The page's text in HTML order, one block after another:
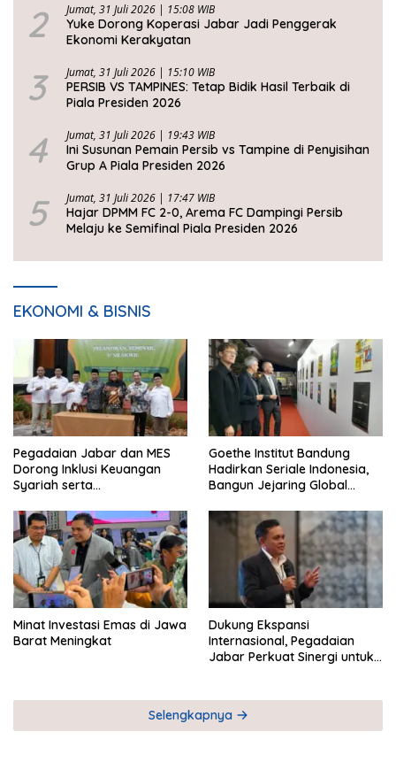
2 Jumat, 31 Juli 2026 | 15:08 WIB
Yuke Dorong Koperasi Jabar Jadi Penggerak
Ekonomi Kerakyatan
3 Jumat, 31 Juli 2026 | 15:10 WIB
PERSIB VS TAMPINES: Tetap Bidik Hasil Terbaik di
Piala Presiden 2026
4 Jumat, 31 Juli 2026 | 19:43 WIB
Ini Susunan Pemain Persib vs Tampine di Penyisihan
Grup A Piala Presiden 2026
5 Jumat, 31 Juli 2026 | 17:47 WIB
Hajar DPMM FC 2-0, Arema FC Dampingi Persib
Melaju ke Semifinal Piala Presiden 2026
EKONOMI & BISNIS
Pegadaian Jabar dan MES
Dorong Inklusi Keuangan
Syariah serta
Goethe Institut Bandung
Hadirkan Seriale Indonesia,
Bangun Jejaring Global
Minat Investasi Emas di Jawa
Barat Meningkat
Dukung Ekspansi
Internasional, Pegadaian
Jabar Perkuat Sinergi untuk
Selengkapnya